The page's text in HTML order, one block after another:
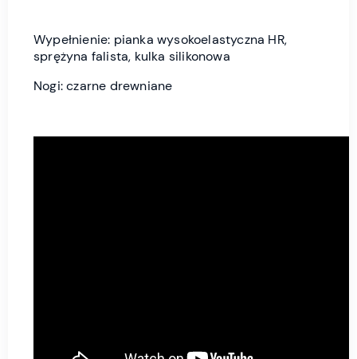
Wypełnienie: pianka wysokoelastyczna HR,
sprężyna falista, kulka silikonowa
Nogi: czarne drewniane